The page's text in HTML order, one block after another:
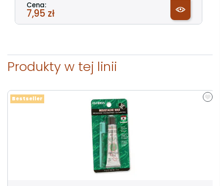
Cena:
7,95 zł
Produkty w tej linii
Bestseller